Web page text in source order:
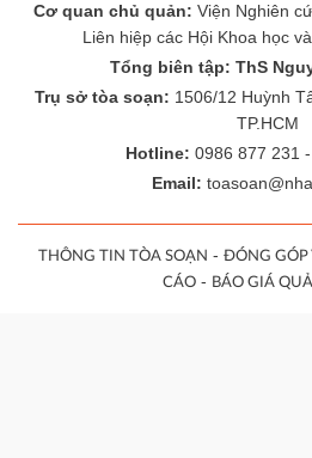
Cơ quan chủ quản: Viện Nghiên
Liên hiệp các Hội Khoa học
Tổng biên tập: ThS
Trụ sở tòa soạn: 1506/12 Huỳnh
TP.HCM
Hotline: 0986 877 231
Email:
THÔNG TIN TÒA SOẠN - ĐÓNG GÓP
CÁO- BÁO GIÁ